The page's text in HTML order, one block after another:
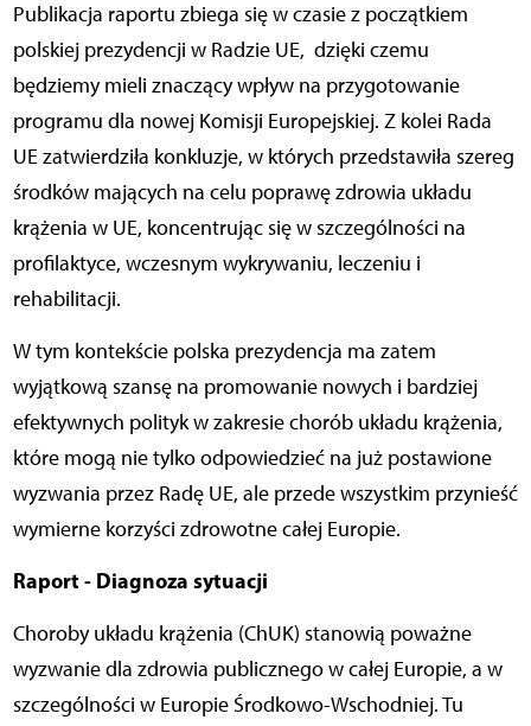
Publikacja raportu zbiega się w czasie z początkiem
polskiej prezydencji w Radzie UE, dzięki czemu
będziemy mieli znaczący wpływ na przygotowanie
programu dla nowej Komisji Europejskiej. Z kolei Rada
UE zatwierdziła konkluzje, w których przedstawiła szereg
środków mających na celu poprawę zdrowia układu
krążenia w UE, koncentrując się w szczególności na
profilaktyce, wczesnym wykrywaniu, leczeniu i
rehabilitacji.
W tym kontekście polska prezydencja ma zatem
wyjątkową szansę na promowanie nowych i bardziej
efektywnych polityk w zakresie chorób układu krążenia,
które mogą nie tylko odpowiedzieć na już postawione
wyzwania przez Radę UE, ale przede wszystkim przynieść
wymierne korzyści zdrowotne całej Europie.
Raport - Diagnoza sytuacji
Choroby układu krążenia (ChUK) stanowią poważne
wyzwanie dla zdrowia publicznego w całej Europie, a w
szczególności w Europie Środkowo-Wschodniej. Tu